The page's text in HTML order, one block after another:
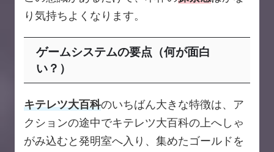
り気持ちよくなります。
ゲームシステムの要点（何が面白
い？）
キテレツ大百科のいちばん大きな特徴は、ア
クションの途中でキテレツ大百科の上へしゃ
がみ込むと発明室へ入り、集めたゴールドを